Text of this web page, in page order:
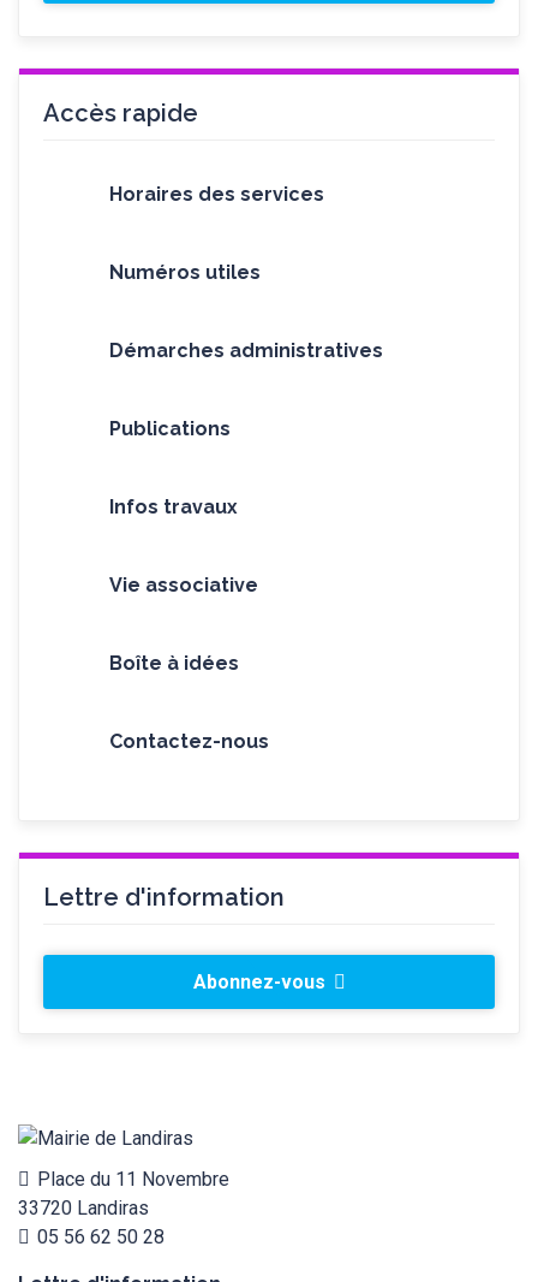
Accès rapide
Horaires des services
Numéros utiles
Démarches administratives
Publications
Infos travaux
Vie associative
Boîte à idées
Contactez-nous
Lettre d'information
Abonnez-vous
Place du 11 Novembre
33720 Landiras
05 56 62 50 28